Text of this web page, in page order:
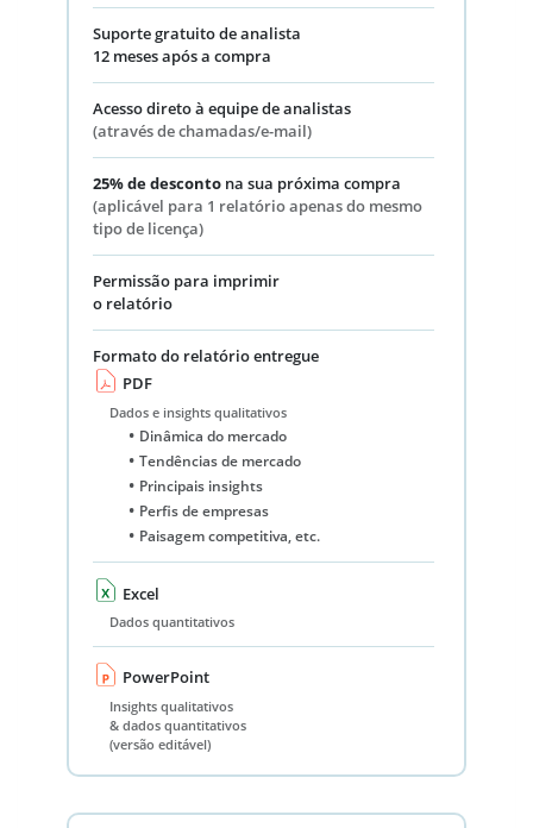
Suporte gratuito de analista
12 meses após a compra
Acesso direto à equipe de analistas
(através de chamadas/e-mail)
25% de desconto na sua próxima compra
(aplicável para 1 relatório apenas do mesmo
tipo de licença)
Permissão para imprimir
o relatório
Formato do relatório entregue
PDF
Dados e insights qualitativos
Dinâmica do mercado
Tendências de mercado
Principais insights
Perfis de empresas
Paisagem competitiva, etc.
Excel
Dados quantitativos
PowerPoint
Insights qualitativos
& dados quantitativos
(versão editável)